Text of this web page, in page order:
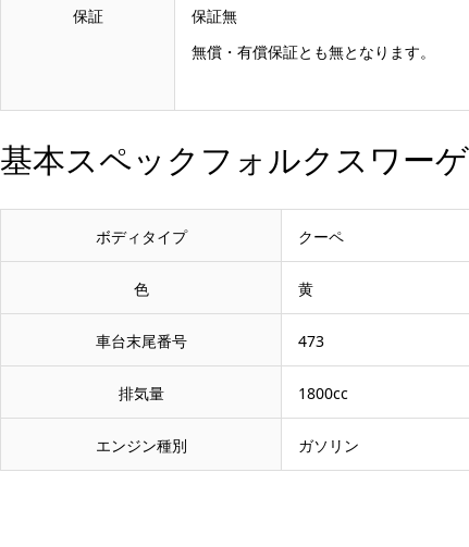
保証
保証無
無償・有償保証とも無となります。
基本スペックフォルクスワー
ボディタイプ クーペ
色 黄
車台末尾番号 473
排気量 1800cc
エンジン種別 ガソリン